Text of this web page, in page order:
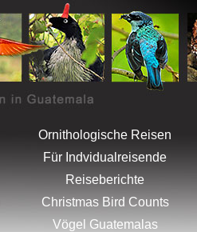
Ornithologische Reisen
Für Indvidualreisende
Reiseberichte
Christmas Bird Counts
Vögel Guatemalas